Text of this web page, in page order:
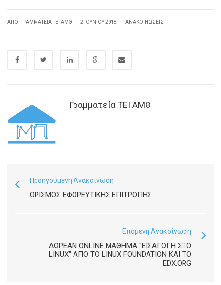
ΑΠΌ: ΓΡΑΜΜΑΤΕΊΑ ΤΕΙ ΑΜΘ 2 ΙΟΥΝΊΟΥ 2018 ΑΝΑΚΟΙΝΏΣΕΙΣ
Γραμματεία ΤΕΙ ΑΜΘ
Προηγούμενη Ανακοίνωση
ΟΡΙΣΜΌΣ ΕΦΟΡΕΥΤΙΚΉΣ ΕΠΙΤΡΟΠΉΣ
Επόμενη Ανακοίνωση
ΔΩΡΕΆΝ ONLINE ΜΆΘΗΜΑ "ΕΙΣΑΓΩΓΉ ΣΤΟ
LINUX" ΑΠΌ ΤΟ LINUX FOUNDATION ΚΑΙ ΤΟ
EDX.ORG